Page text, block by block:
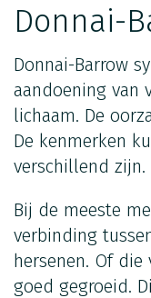
Donnai-
Donnai-Barrow
aandoening van
lichaam. De
De kenmerken
verschillend zijn.
Bij de meeste
verbinding
hersenen. Of
goed gegroeid.